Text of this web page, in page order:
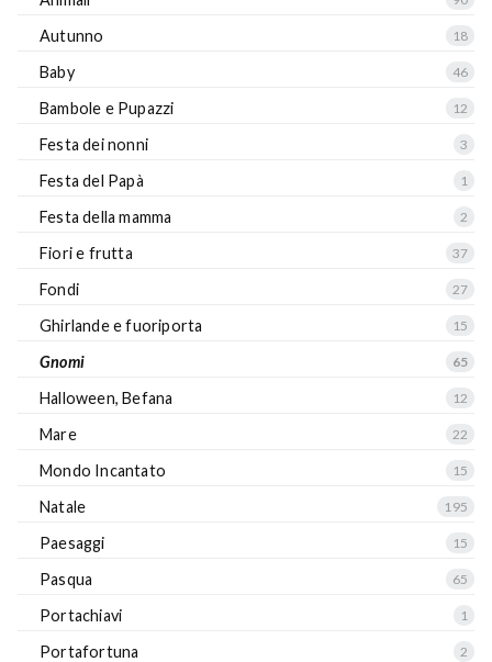
Autunno 18
Baby 46
Bambole e Pupazzi 12
Festa dei nonni 3
Festa del Papà 1
Festa della mamma 2
Fiori e frutta 37
Fondi 27
Ghirlande e fuoriporta 15
Gnomi 65
Halloween, Befana 12
Mare 22
Mondo Incantato 15
Natale 195
Paesaggi 15
Pasqua 65
Portachiavi 1
Portafortuna 2